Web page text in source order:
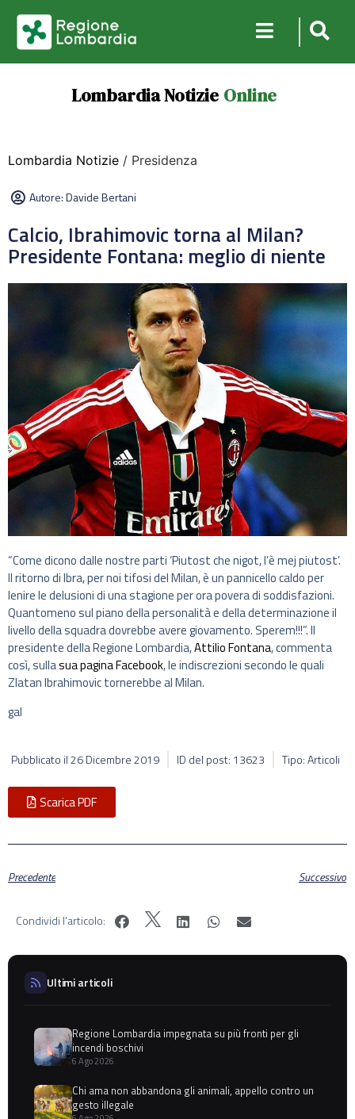
Lombardia Notizie Online
Lombardia Notizie / Presidenza
Autore:Davide Bertani
Calcio, Ibrahimovic torna al Milan?
Presidente Fontana: meglio di niente
“Come dicono dalle nostre parti ‘Piutost che nigot, l’è mej piutost’.
Il ritorno di Ibra, per noi tifosi del Milan, è un pannicello caldo per
lenire le delusioni di una stagione per ora povera di soddisfazioni.
Quantomeno sul piano della personalità e della determinazione il
livello della squadra dovrebbe avere giovamento. Sperem!!!”. Il
presidente della Regione Lombardia,Attilio Fontana, commenta
così, sullasua pagina Facebook, le indiscrezioni secondo le quali
Zlatan Ibrahimovic tornerebbe al Milan.
gal
Pubblicato il26 Dicembre 2019 ID del post: 13623 Tipo: Articoli
Scarica PDF
Precedente Successivo
Condividi l'articolo:
Ultimi articoli
Regione Lombardia impegnata su più fronti per gli
incendi boschivi
6 Ago 2026
Chi ama non abbandona gli animali, appello contro un
gesto illegale